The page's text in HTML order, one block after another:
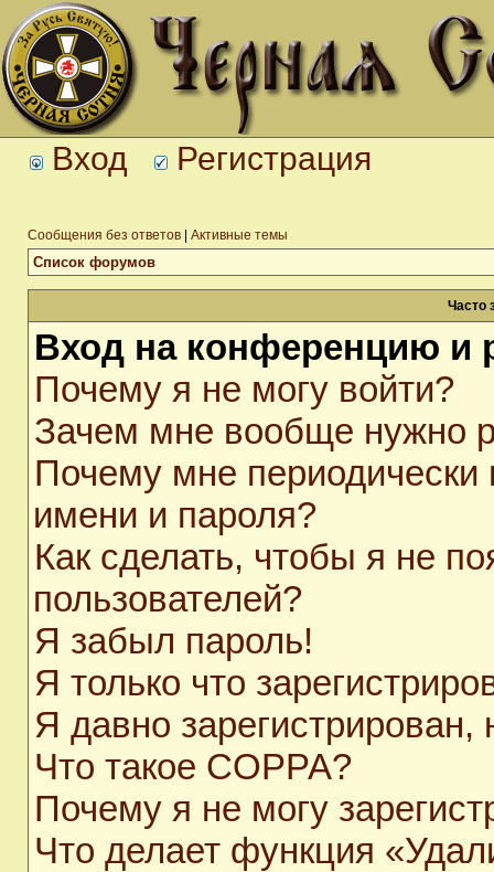
Вход Регистрация
Сообщения без ответов Активные темы
Список форумов
Часто
Вход на конференцию и
Почему я не могу войти?
Зачем мне вообще нужно
Почему мне периодически
имени и пароля?
Как сделать, чтобы я не
пользователей?
Я забыл пароль!
Я только что
Я давно
Что такое COPPA?
Почему я не могу
Что делает функция